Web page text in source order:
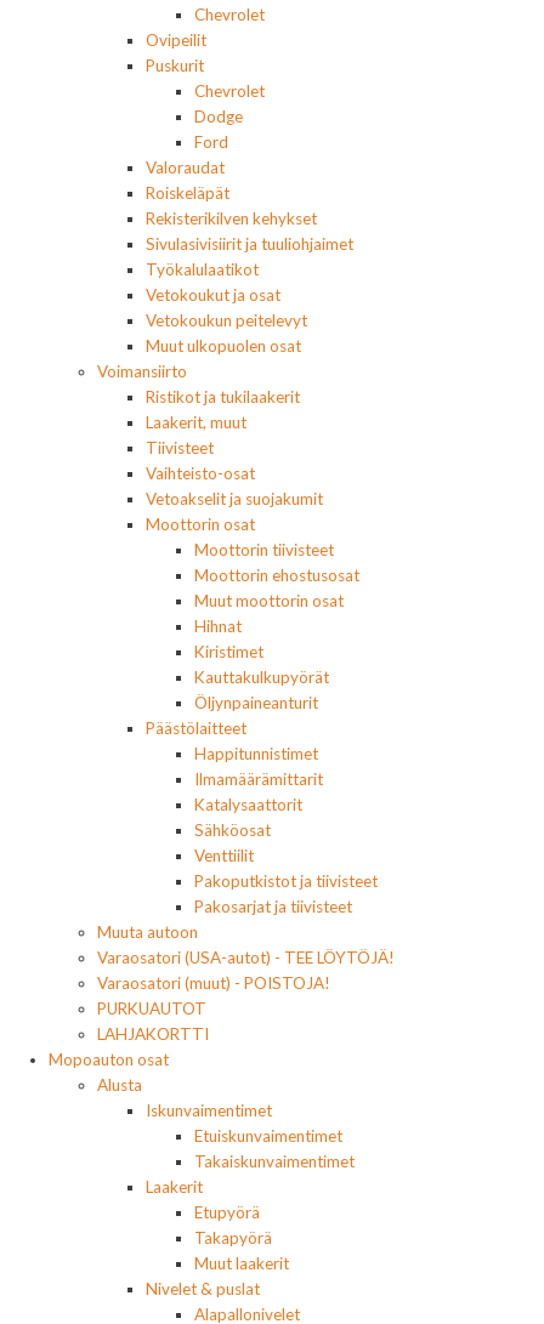
Chevrolet
Ovipeilit
Puskurit
Chevrolet
Dodge
Ford
Valoraudat
Roiskeläpät
Rekisterikilven kehykset
Sivulasivisiirit ja tuuliohjaimet
Työkalulaatikot
Vetokoukut ja osat
Vetokoukun peitelevyt
Muut ulkopuolen osat
Voimansiirto
Ristikot ja tukilaakerit
Laakerit, muut
Tiivisteet
Vaihteisto-osat
Vetoakselit ja suojakumit
Moottorin osat
Moottorin tiivisteet
Moottorin ehostusosat
Muut moottorin osat
Hihnat
Kiristimet
Kauttakulkupyörät
Öljynpaineanturit
Päästölaitteet
Happitunnistimet
Ilmamäärämittarit
Katalysaattorit
Sähköosat
Venttiilit
Pakoputkistot ja tiivisteet
Pakosarjat ja tiivisteet
Muuta autoon
Varaosatori (USA-autot) - TEE LÖYTÖJÄ!
Varaosatori (muut) - POISTOJA!
PURKUAUTOT
LAHJAKORTTI
Mopoauton osat
Alusta
Iskunvaimentimet
Etuiskunvaimentimet
Takaiskunvaimentimet
Laakerit
Etupyörä
Takapyörä
Muut laakerit
Nivelet & puslat
Alapallonivelet